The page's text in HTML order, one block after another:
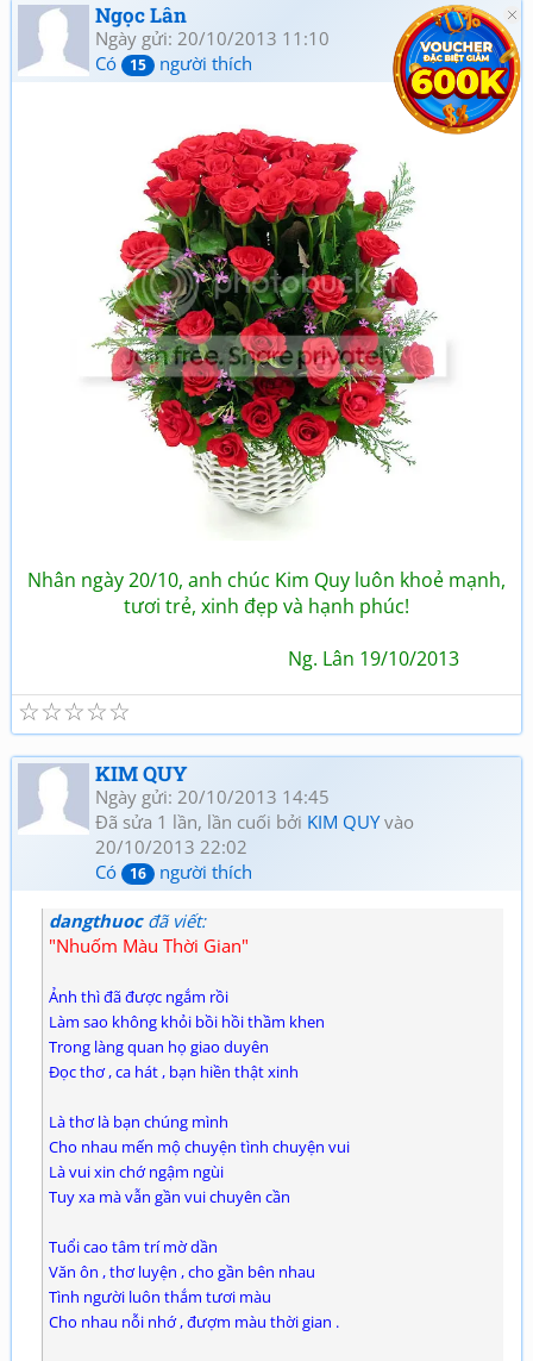
Ngọc Lân
Ngày gửi: 20/10/2013 11:10
Có
15 người thích
Nhân ngày 20/10, anh chúc Kim Quy luôn khoẻ mạnh,
tươi trẻ, xinh đẹp và hạnh phúc!
Ng. Lân 19/10/2013
☆
☆
☆
☆
☆
KIM QUY
Ngày gửi: 20/10/2013 14:45
Đã sửa 1 lần, lần cuối bởi KIM QUYvào
20/10/2013 22:02
Có
16 người thích
dangthuocđã viết:
"Nhuốm Màu Thời Gian"
Ảnh thì đã được ngắm rồi
Làm sao không khỏi bồi hồi thầm khen
Trong làng quan họ giao duyên
Đọc thơ , ca hát , bạn hiền thật xinh
Là thơ là bạn chúng mình
Cho nhau mến mộ chuyện tình chuyện vui
Là vui xin chớ ngậm ngùi
Tuy xa mà vẫn gần vui chuyên cần
Tuổi cao tâm trí mờ dần
Văn ôn , thơ luyện , cho gần bên nhau
Tình người luôn thắm tươi màu
Cho nhau nỗi nhớ , đượm màu thời gian .